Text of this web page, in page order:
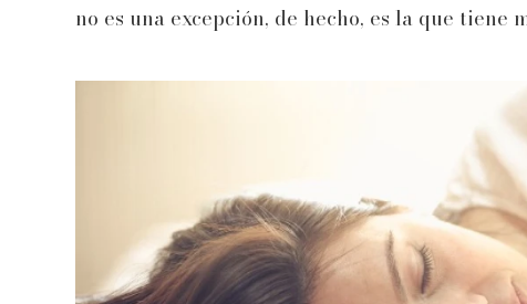
no es una excepción, de hecho, es la que tiene